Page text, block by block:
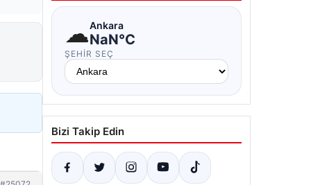
☁Ankara
NaN°C
ŞEHIR SEÇ
Bizi Takip Edin